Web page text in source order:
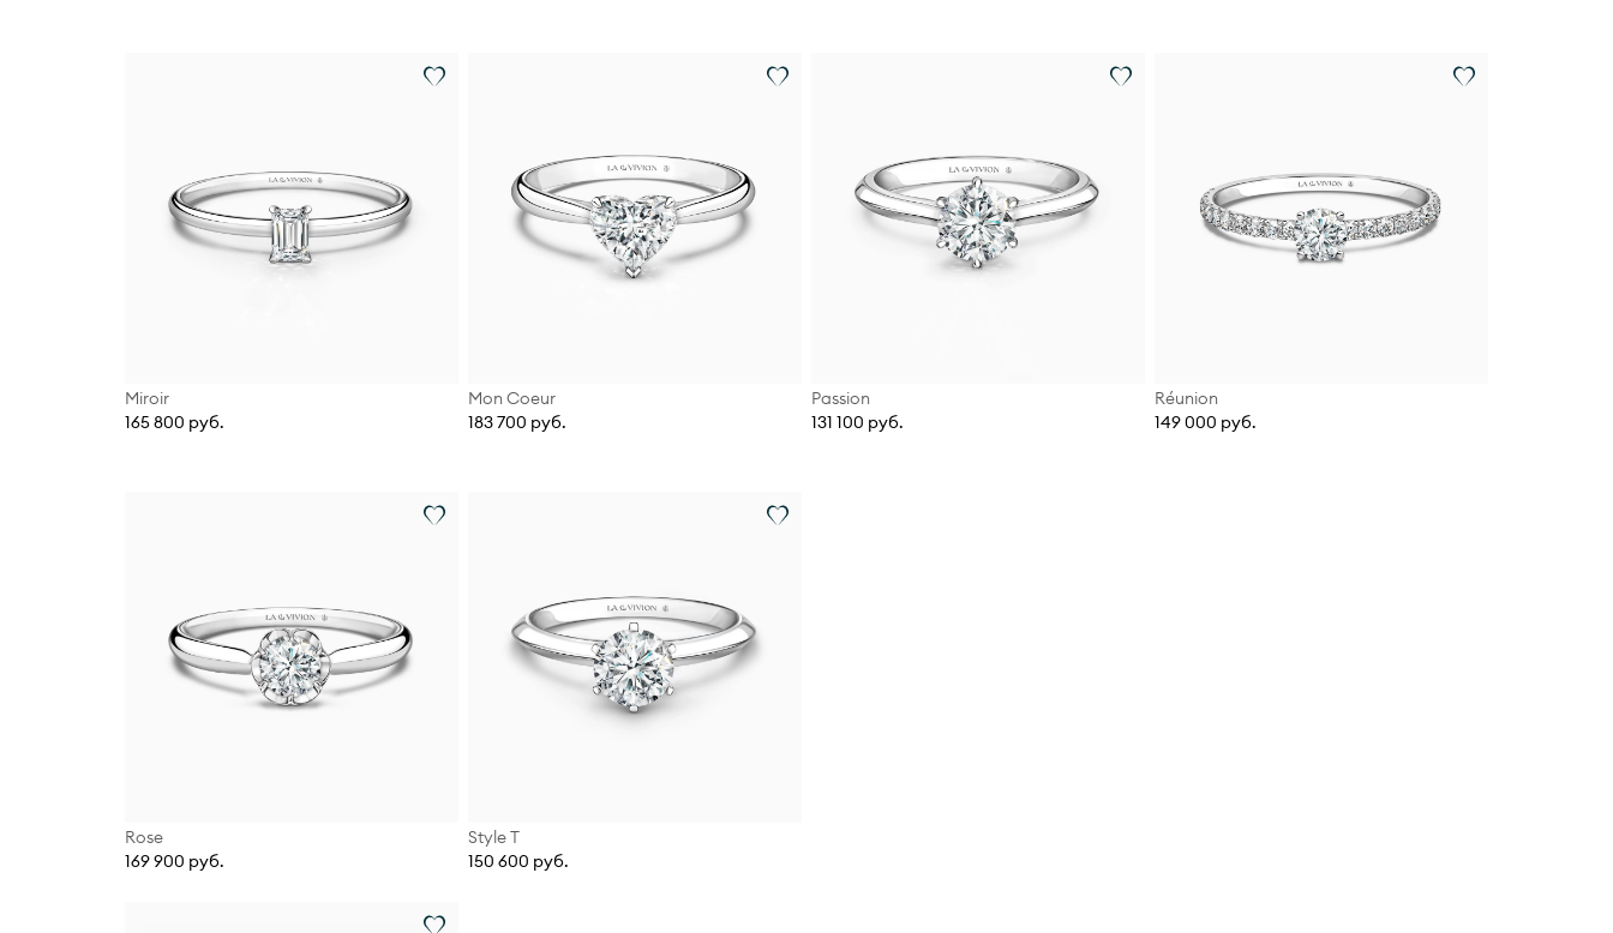
Miroir
165 800 руб.
Mon Coeur
183 700 руб.
Passion
131 100 руб.
Réunion
149 000 руб.
Rose
169 900 руб.
Style T
150 600 руб.